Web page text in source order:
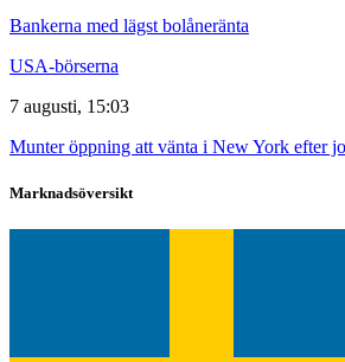
Bankerna med lägst bolåneränta
USA-börserna
7 augusti, 15:03
Munter öppning att vänta i New York efter
Marknadsöversikt